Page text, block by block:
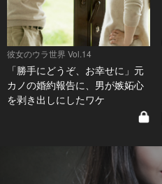
彼女のウラ世界 Vol.14
「勝手にどうぞ、お幸せに」元
カノの婚約報告に、男が嫉妬心
を剥き出しにしたワケ